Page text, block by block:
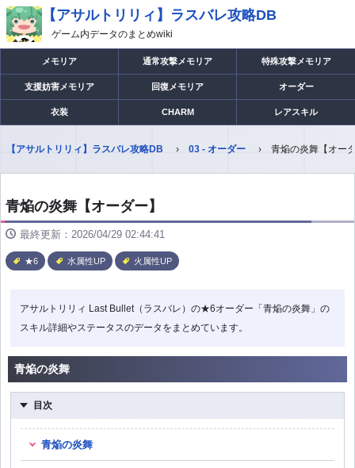
【アサルトリリィ】ラスバレ攻略DB
ゲーム内データのまとめwiki
メモリア 通常攻撃メモリア 特殊攻撃メモリア
支援妨害メモリア 回復メモリア オーダー
衣装 CHARM レアスキル
【アサルトリリィ】ラスバレ攻略DB 03 - オーダー 青焔の炎舞【オー
青焔の炎舞【オーダー】
最終更新：2026/04/29 02:44:41
★6 水属性UP 火属性UP
アサルトリリィ Last Bullet（ラスバレ）の★6オーダー「青焔の炎舞」の
スキル詳細やステータスのデータをまとめています。
青焔の炎舞
目次
青焔の炎舞